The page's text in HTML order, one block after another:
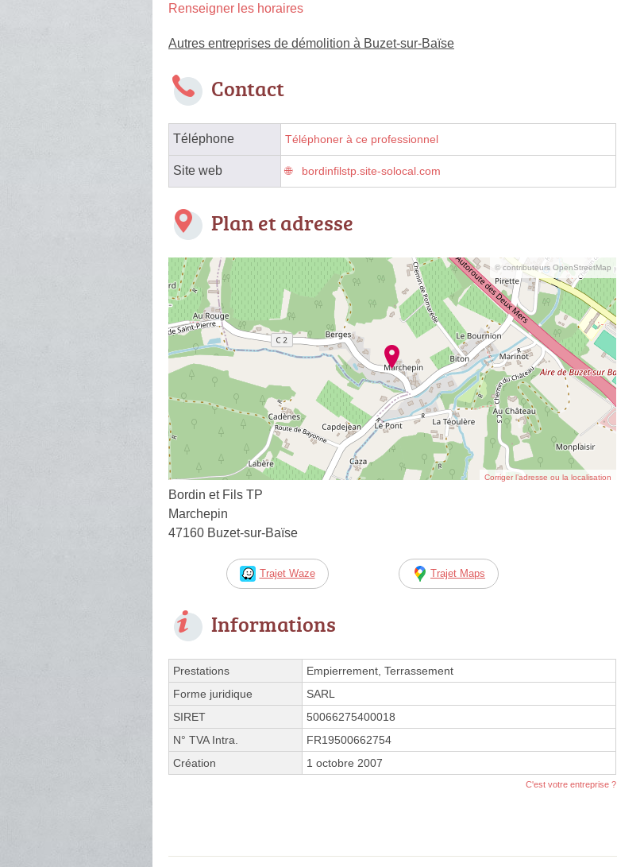
Renseigner les horaires
Autres entreprises de démolition à Buzet-sur-Baïse
Contact
Téléphone Téléphoner à ce professionnel
Site web bordinfilstp.site-solocal.com
Plan et adresse
© contributeurs OpenStreetMap
Corriger l’adresse ou la localisation
Bordin et Fils TP
Marchepin
47160 Buzet-sur-Baïse
Trajet Waze Trajet Maps
Informations
Prestations
Empierrement, Terrassement
Forme juridique
SARL
SIRET
50066275400018
N° TVA Intra.
FR19500662754
Création
1 octobre 2007
C'est votre entreprise ?